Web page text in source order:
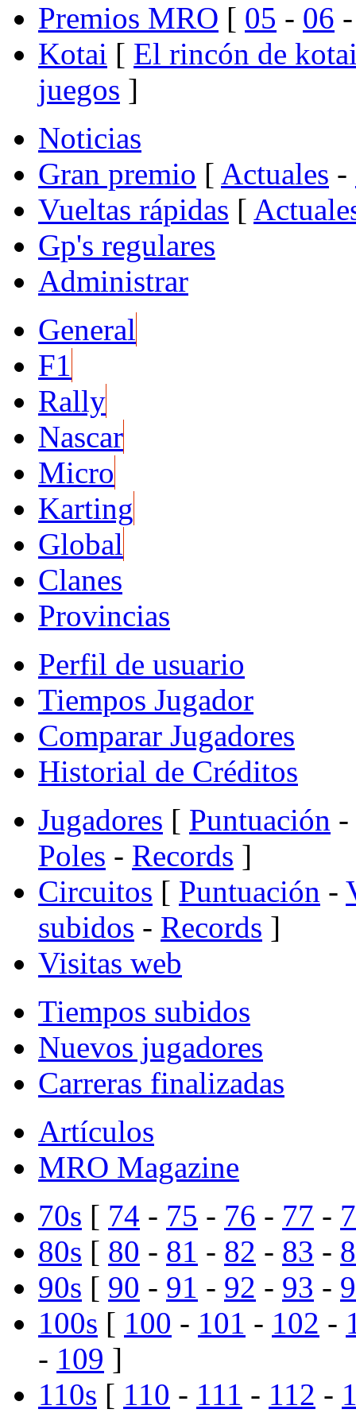
Premios MRO [ 05 - 06
Kotai [ El rincón de
juegos ]
Noticias
Gran premio [ Actuales -
Vueltas rápidas [
Gp's regulares
Administrar
General
F1
Rally
Nascar
Micro
Karting
Global
Clanes
Provincias
Perfil de usuario
Tiempos Jugador
Comparar Jugadores
Historial de Créditos
Jugadores [ Puntuación -
Poles - Records ]
Circuitos [ Puntuación -
subidos - Records ]
Visitas web
Tiempos subidos
Nuevos jugadores
Carreras finalizadas
Artículos
MRO Magazine
70s [ 74 - 75 - 76 - 77 -
80s [ 80 - 81 - 82 - 83 -
90s [ 90 - 91 - 92 - 93 -
100s [ 100 - 101 - 102 -
- 109 ]
110s [ 110 - 111 - 112 -